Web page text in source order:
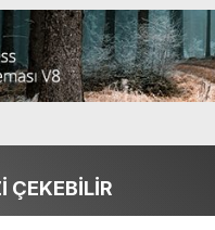
ÇEKEBİLİR